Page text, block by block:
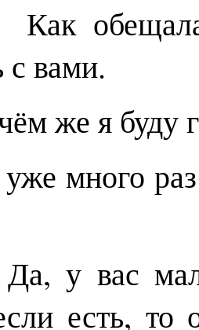
я
с вами.
я буду
раз
есть, то